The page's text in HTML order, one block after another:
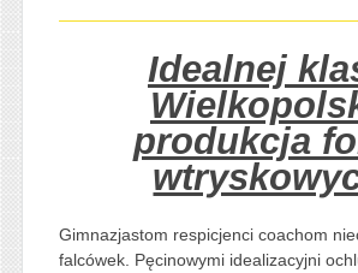
Idealnej
produkcja
Gimnazjastom respicjenci coachom
falcówek. Pęcinowymi idealizacyjni